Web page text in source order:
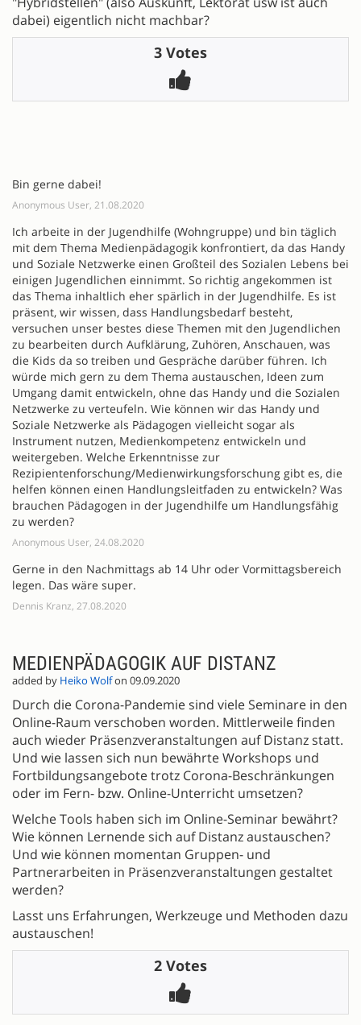
dabei) eigentlich nicht machbar?
3 Votes
Bin gerne dabei!
Anonymous User, 21.08.2020
Ich arbeite in der Jugendhilfe (Wohngruppe) und bin täglich
mit dem Thema Medienpädagogik konfrontiert, da das Handy
und Soziale Netzwerke einen Großteil des Sozialen Lebens bei
einigen Jugendlichen einnimmt. So richtig angekommen ist
das Thema inhaltlich eher spärlich in der Jugendhilfe. Es ist
präsent, wir wissen, dass Handlungsbedarf besteht,
versuchen unser bestes diese Themen mit den Jugendlichen
zu bearbeiten durch Aufklärung, Zuhören, Anschauen, was
die Kids da so treiben und Gespräche darüber führen. Ich
würde mich gern zu dem Thema austauschen, Ideen zum
Umgang damit entwickeln, ohne das Handy und die Sozialen
Netzwerke zu verteufeln. Wie können wir das Handy und
Soziale Netzwerke als Pädagogen vielleicht sogar als
Instrument nutzen, Medienkompetenz entwickeln und
weitergeben. Welche Erkenntnisse zur
Rezipientenforschung/Medienwirkungsforschung gibt es, die
helfen können einen Handlungsleitfaden zu entwickeln? Was
brauchen Pädagogen in der Jugendhilfe um Handlungsfähig
zu werden?
Anonymous User, 24.08.2020
Gerne in den Nachmittags ab 14 Uhr oder Vormittagsbereich
legen. Das wäre super.
Dennis Kranz, 27.08.2020
MEDIENPÄDAGOGIK AUF DISTANZ
added by Heiko Wolfon 09.09.2020
Durch die Corona-Pandemie sind viele Seminare in den
Online-Raum verschoben worden. Mittlerweile finden
auch wieder Präsenzveranstaltungen auf Distanz statt.
Und wie lassen sich nun bewährte Workshops und
Fortbildungsangebote trotz Corona-Beschränkungen
oder im Fern- bzw. Online-Unterricht umsetzen?
Welche Tools haben sich im Online-Seminar bewährt?
Wie können Lernende sich auf Distanz austauschen?
Und wie können momentan Gruppen- und
Partnerarbeiten in Präsenzveranstaltungen gestaltet
werden?
Lasst uns Erfahrungen, Werkzeuge und Methoden dazu
austauschen!
2 Votes